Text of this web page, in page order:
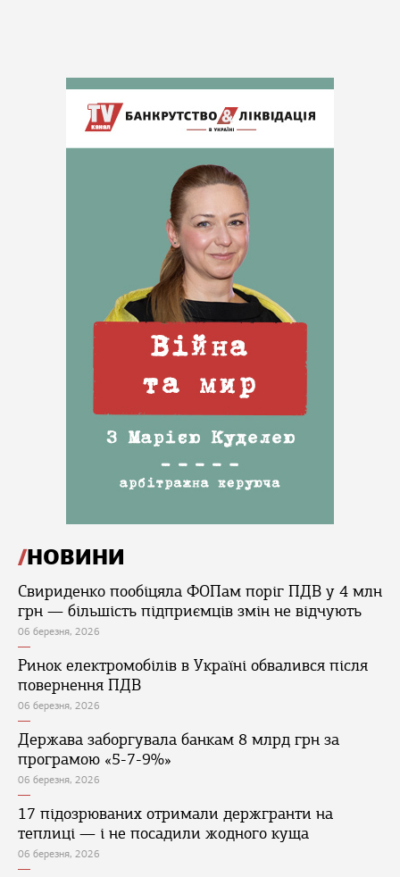
НОВИНИ
Свириденко пообіцяла ФОПам поріг ПДВ у 4 млн
грн — більшість підприємців змін не відчують
06 березня, 2026
Ринок електромобілів в Україні обвалився після
повернення ПДВ
06 березня, 2026
Держава заборгувала банкам 8 млрд грн за
програмою «5-7-9%»
06 березня, 2026
17 підозрюваних отримали держгранти на
теплиці — і не посадили жодного куща
06 березня, 2026